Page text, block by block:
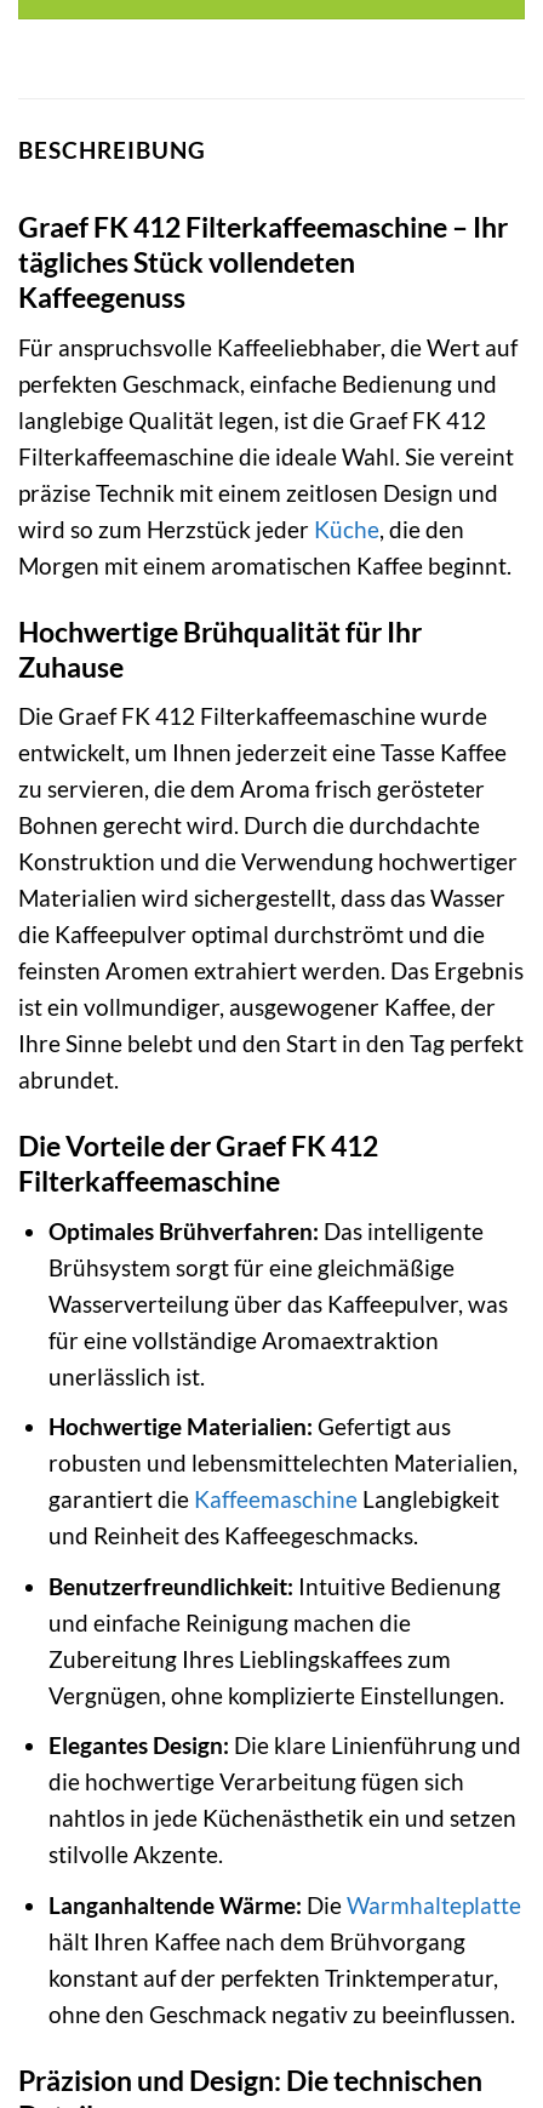
BESCHREIBUNG
Graef FK 412 Filterkaffeemaschine – Ihr
tägliches Stück vollendeten
Kaffeegenuss
Für anspruchsvolle Kaffeeliebhaber, die Wert auf
perfekten Geschmack, einfache Bedienung und
langlebige Qualität legen, ist die Graef FK 412
Filterkaffeemaschine die ideale Wahl. Sie vereint
präzise Technik mit einem zeitlosen Design und
wird so zum Herzstück jeder Küche, die den
Morgen mit einem aromatischen Kaffee beginnt.
Hochwertige Brühqualität für Ihr
Zuhause
Die Graef FK 412 Filterkaffeemaschine wurde
entwickelt, um Ihnen jederzeit eine Tasse Kaffee
zu servieren, die dem Aroma frisch gerösteter
Bohnen gerecht wird. Durch die durchdachte
Konstruktion und die Verwendung hochwertiger
Materialien wird sichergestellt, dass das Wasser
die Kaffeepulver optimal durchströmt und die
feinsten Aromen extrahiert werden. Das Ergebnis
ist ein vollmundiger, ausgewogener Kaffee, der
Ihre Sinne belebt und den Start in den Tag perfekt
abrundet.
Die Vorteile der Graef FK 412
Filterkaffeemaschine
Optimales Brühverfahren: Das intelligente
Brühsystem sorgt für eine gleichmäßige
Wasserverteilung über das Kaffeepulver, was
für eine vollständige Aromaextraktion
unerlässlich ist.
Hochwertige Materialien: Gefertigt aus
robusten und lebensmittelechten Materialien,
garantiert die KaffeemaschineLanglebigkeit
und Reinheit des Kaffeegeschmacks.
Benutzerfreundlichkeit: Intuitive Bedienung
und einfache Reinigung machen die
Zubereitung Ihres Lieblingskaffees zum
Vergnügen, ohne komplizierte Einstellungen.
Elegantes Design: Die klare Linienführung und
die hochwertige Verarbeitung fügen sich
nahtlos in jede Küchenästhetik ein und setzen
stilvolle Akzente.
Langanhaltende Wärme: DieWarmhalteplatte
hält Ihren Kaffee nach dem Brühvorgang
konstant auf der perfekten Trinktemperatur,
ohne den Geschmack negativ zu beeinflussen.
Präzision und Design: Die technischen